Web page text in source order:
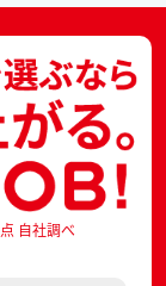
自社調べ